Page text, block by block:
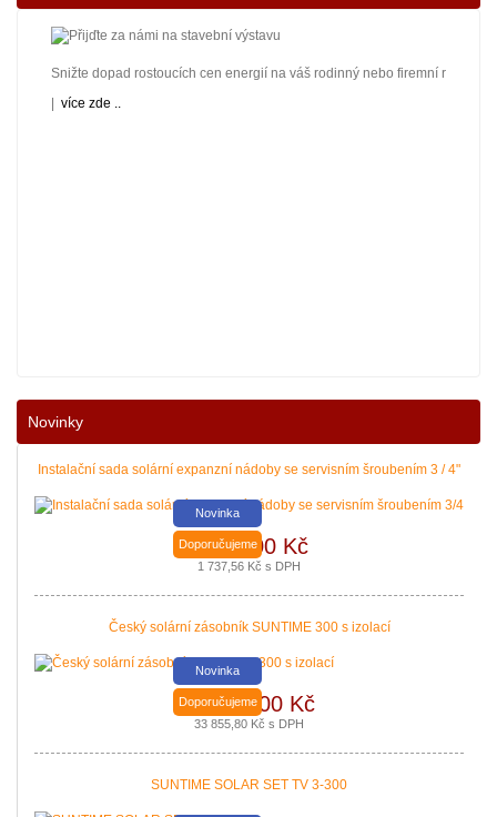
Snižte dopad rostoucích cen energií na váš rodinný nebo firemní
více zde ..
Nové podmínky dotací na nové solární systémy, tepelná čerpadla a
Nová zelená úsporám a Kotlíkové dotace snadno s PROPULS SOLAR.
|více zde ..
Novinky
Instalační sada solární expanzní nádoby se servisním šroubením 3 / 4"
Novinka
Doporučujeme
1 436,00 Kč
1 737,56 Kč s DPH
Český solární zásobník SUNTIME 300 s izolací
Novinka
Doporučujeme
27 980,00 Kč
33 855,80 Kč s DPH
SUNTIME SOLAR SET TV 3-300